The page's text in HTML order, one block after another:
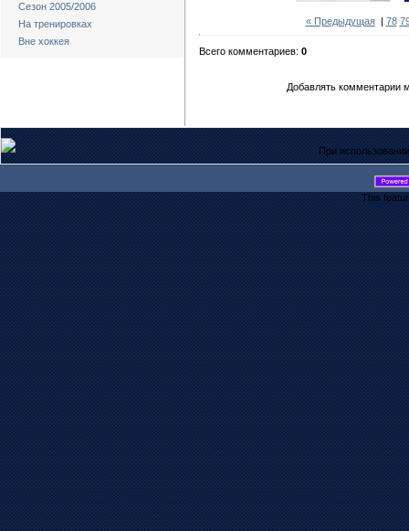
Сезон 2005/2006
На тренировках
Вне хоккея
« Предыдущая| 78
Всего комментариев: 0
Добавлять комментарии
При
This